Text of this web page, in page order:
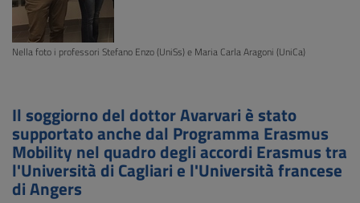
Nella foto i professori Stefano Enzo (UniSs) e Maria Carla Aragoni (UniCa)
Il soggiorno del dottor Avarvari è stato
supportato anche dal Programma Erasmus
Mobility nel quadro degli accordi Erasmus tra
l'Università di Cagliari e l'Università francese
di Angers